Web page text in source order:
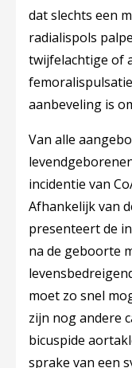
dat slechts een
radialispols
twijfelachtige of
aanbeveling is
Van alle
incidentie van
Afhankelijk van
presenteert de
na de geboorte
moet zo snel
zijn nog andere
bicuspide
sprake van een